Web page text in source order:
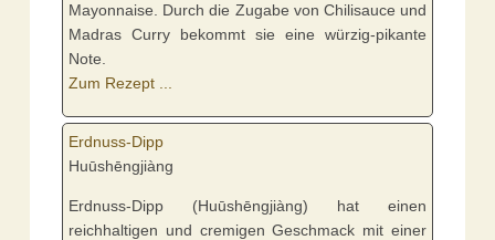
Mayonnaise. Durch die Zugabe von Chilisauce und
Madras Curry bekommt sie eine würzig-pikante
Note.
Zum Rezept ...
Erdnuss-Dipp
Huūshēngjiàng
Erdnuss-Dipp (Huūshēngjiàng) hat einen
reichhaltigen und cremigen Geschmack mit einer